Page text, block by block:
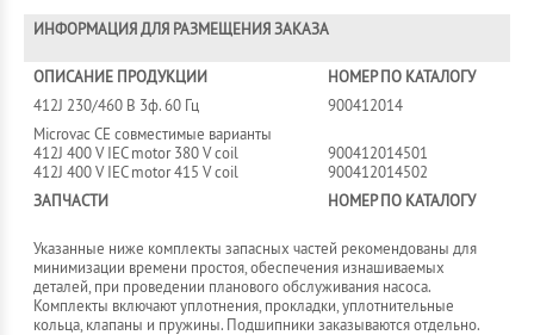
ИНФОРМАЦИЯ ДЛЯ РАЗМЕЩЕНИЯ ЗАКАЗА
ОПИСАНИЕ ПРОДУКЦИИ
НОМЕР ПО КАТАЛОГУ
412J 230/460 В 3ф. 60 Гц
900412014
Microvac CE совместимые варианты
412J 400 V IEC motor 380 V coil
412J 400 V IEC motor 415 V coil
900412014501
900412014502
ЗАПЧАСТИ
НОМЕР ПО КАТАЛОГУ
Указанные ниже комплекты запасных частей рекомендованы для
минимизации времени простоя, обеспечения изнашиваемых
деталей, при проведении планового обслуживания насоса.
Комплекты включают уплотнения, прокладки, уплотнительные
кольца, клапаны и пружины. Подшипники заказываются отдельно.